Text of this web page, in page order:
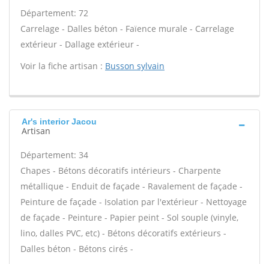
Département: 72
Carrelage - Dalles béton - Faïence murale - Carrelage
extérieur - Dallage extérieur -
Voir la fiche artisan : Busson sylvain
Ar's interior Jacou
Artisan
Département: 34
Chapes - Bétons décoratifs intérieurs - Charpente
métallique - Enduit de façade - Ravalement de façade -
Peinture de façade - Isolation par l'extérieur - Nettoyage
de façade - Peinture - Papier peint - Sol souple (vinyle,
lino, dalles PVC, etc) - Bétons décoratifs extérieurs -
Dalles béton - Bétons cirés -